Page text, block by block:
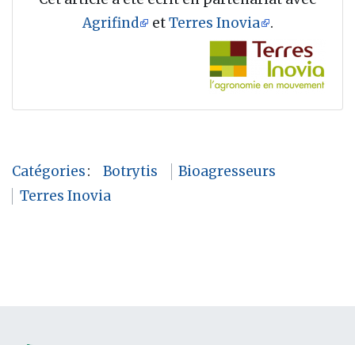
Agrifind
etTerres Inovia .
Catégories: Botrytis
Bioagresseurs
Terres Inovia